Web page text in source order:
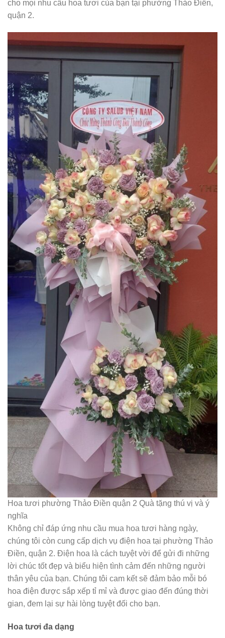
cho mọi nhu cầu hoa tươi của bạn tại phường Thảo Điền,
quận 2.
Hoa tươi phường Thảo Điền quận 2 Quà tặng thú vị và ý
nghĩa
Không chỉ đáp ứng nhu cầu mua hoa tươi hàng ngày,
chúng tôi còn cung cấp dịch vụ điện hoa tại phường Thảo
Điền, quận 2. Điện hoa là cách tuyệt vời để gửi đi những
lời chúc tốt đẹp và biểu hiện tình cảm đến những người
thân yêu của bạn. Chúng tôi cam kết sẽ đảm bảo mỗi bó
hoa điện được sắp xếp tỉ mỉ và được giao đến đúng thời
gian, đem lại sự hài lòng tuyệt đối cho bạn.
Hoa tươi đa dạng